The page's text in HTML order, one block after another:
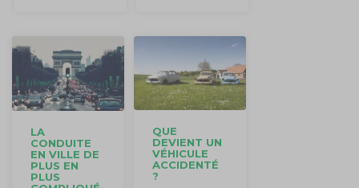
LA
CONDUITE
EN VILLE DE
PLUS EN
PLUS
QUE
DEVIENT UN
VÉHICULE
ACCIDENTÉ
?